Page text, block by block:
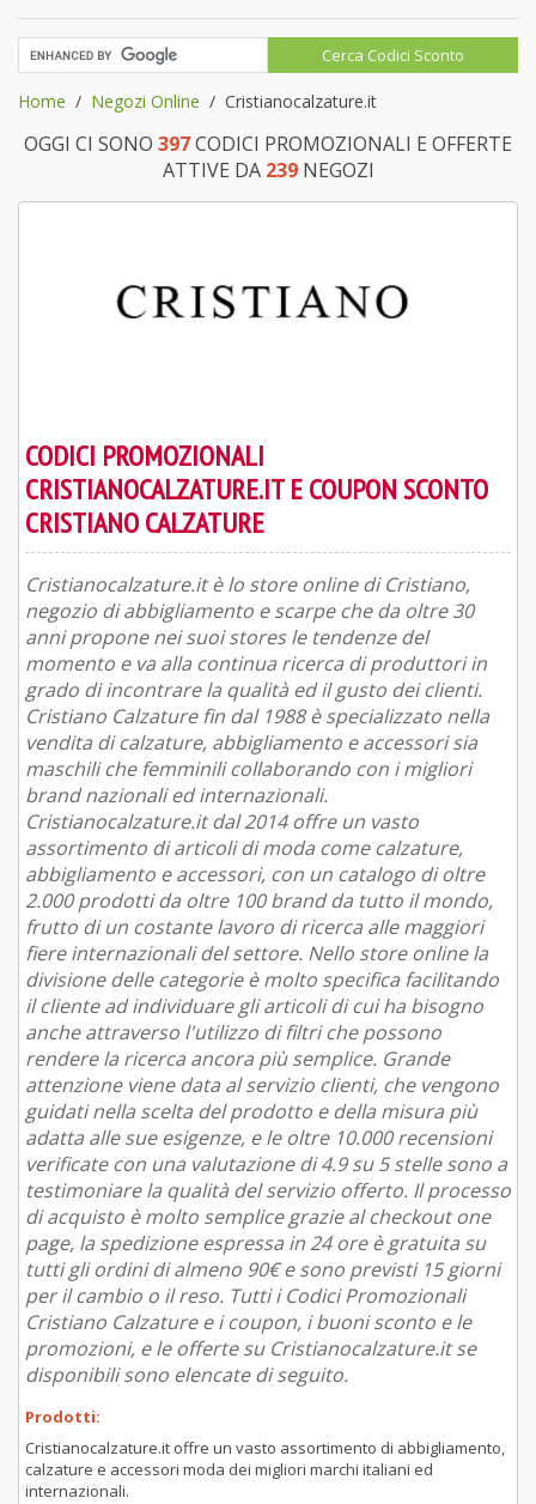
Home Negozi Online Cristianocalzature.it
OGGI CI SONO 397CODICI PROMOZIONALI E OFFERTE
ATTIVE DA 239NEGOZI
CODICI PROMOZIONALI
CRISTIANOCALZATURE.IT E COUPON SCONTO
CRISTIANO CALZATURE
Cristianocalzature.it è lo store online di Cristiano,
negozio di abbigliamento e scarpe che da oltre 30
anni propone nei suoi stores le tendenze del
momento e va alla continua ricerca di produttori in
grado di incontrare la qualità ed il gusto dei clienti.
Cristiano Calzature fin dal 1988 è specializzato nella
vendita di calzature, abbigliamento e accessori sia
maschili che femminili collaborando con i migliori
brand nazionali ed internazionali.
Cristianocalzature.it dal 2014 offre un vasto
assortimento di articoli di moda come calzature,
abbigliamento e accessori, con un catalogo di oltre
2.000 prodotti da oltre 100 brand da tutto il mondo,
frutto di un costante lavoro di ricerca alle maggiori
fiere internazionali del settore. Nello store online la
divisione delle categorie è molto specifica facilitando
il cliente ad individuare gli articoli di cui ha bisogno
anche attraverso l'utilizzo di filtri che possono
rendere la ricerca ancora più semplice. Grande
attenzione viene data al servizio clienti, che vengono
guidati nella scelta del prodotto e della misura più
adatta alle sue esigenze, e le oltre 10.000 recensioni
verificate con una valutazione di 4.9 su 5 stelle sono a
testimoniare la qualità del servizio offerto. Il processo
di acquisto è molto semplice grazie al checkout one
page, la spedizione espressa in 24 ore è gratuita su
tutti gli ordini di almeno 90€ e sono previsti 15 giorni
per il cambio o il reso. Tutti i Codici Promozionali
Cristiano Calzature e i coupon, i buoni sconto e le
promozioni, e le offerte su Cristianocalzature.it se
disponibili sono elencate di seguito.
Prodotti:
Cristianocalzature.it offre un vasto assortimento di abbigliamento,
calzature e accessori moda dei migliori marchi italiani ed
internazionali.